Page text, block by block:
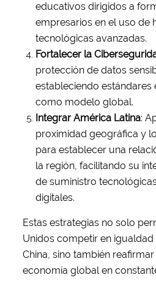
educativos dirigidos a
empresarios en el uso de
tecnológicas avanzadas.
Fortalecer la
protección de datos
estableciendo estándares
como modelo global.
Integrar América Latina:
proximidad geográfica y
para establecer una
la región, facilitando su
de suministro
digitales.
Estas estrategias no solo
Unidos competir en
China, sino también
economía global en